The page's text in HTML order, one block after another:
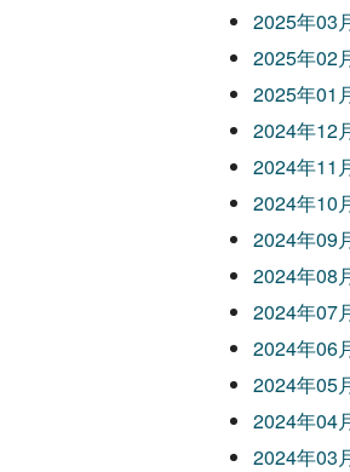
2025年03
2025年02
2025年01
2024年12
2024年11
2024年10
2024年09
2024年08
2024年07
2024年06
2024年05
2024年04
2024年03